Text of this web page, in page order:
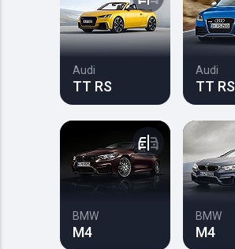
Audi
TT RS
Audi
TT RS
BMW
M4
BMW
M4